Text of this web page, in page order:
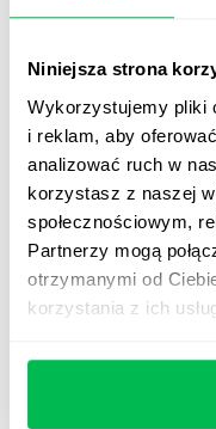
Niniejsza strona
Wykorzystujemy pliki
i reklam, aby
analizować ruch w
korzystasz z naszej
społecznościowym,
Partnerzy mogą
otrzymanymi od
korzystania z ich